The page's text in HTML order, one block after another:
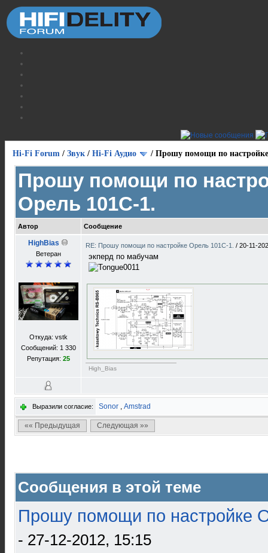
Hi-Fi Forum / Звук / Hi-Fi Аудио / Прошу помощи по
Прошу помощи по
Орель 101С-1.
Автор Сообщение
HighBias
Ветеран
Откуда: vstk
Сообщений: 1 330
Репутация: 25
RE: Прошу помощи по настройке Орель 101С-1. / 20-11-
экперд по мабучам
High_Bias
Выразили согласие: Sonor , Amstrad
«« Предыдущая Следующая »»
Сообщения в этой теме
Прошу помощи по настройке
- 27-12-2012, 15:15